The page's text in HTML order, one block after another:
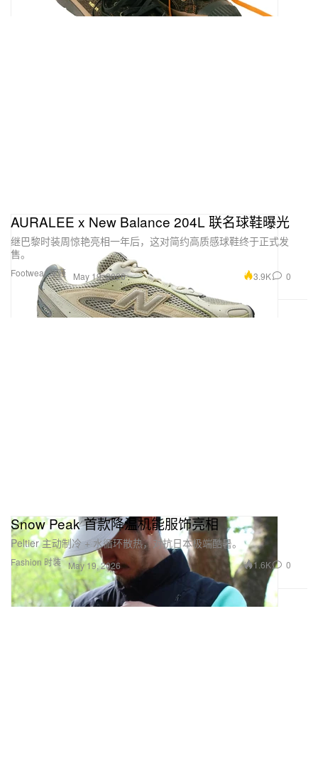
Footwear 球鞋
AURALEE x New Balance 204L 联名球鞋曝光
继巴黎时装周惊艳亮相一年后，这对简约高质感球鞋终于正式发
售。
May 19, 2026 3.9K 0
Fashion 时装
Snow Peak 首款降温机能服饰亮相
Peltier 主动制冷 + 水循环散热，对抗日本极端酷暑。
May 19, 2026 1.6K 0